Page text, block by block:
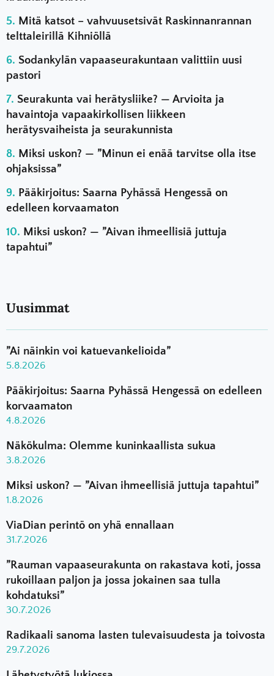
Mitä katsot – vahvuusetsivät Raskinnanrannan
telttaleirillä Kihniöllä
Sodankylän vapaaseurakuntaan valittiin uusi
pastori
Seurakunta vai herätysliike? — Arvioita ja
havaintoja vapaakirkollisen liikkeen
herätysvaiheista ja seurakunnista
Miksi uskon? — ”Minun ei enää tarvitse olla itse
ohjaksissa”
Pääkirjoitus: Saarna Pyhässä Hengessä on
edelleen korvaamaton
Miksi uskon? — ”Aivan ihmeellisiä juttuja
tapahtui”
Uusimmat
”Ai näinkin voi katuevankelioida”
5.8.2026
Pääkirjoitus: Saarna Pyhässä Hengessä on edelleen
korvaamaton
4.8.2026
Näkökulma: Olemme kuninkaallista sukua
3.8.2026
Miksi uskon? — ”Aivan ihmeellisiä juttuja tapahtui”
1.8.2026
ViaDian perintö on yhä ennallaan
31.7.2026
”Rauman vapaaseurakunta on rakastava koti, jossa
rukoillaan paljon ja jossa jokainen saa tulla
kohdatuksi”
30.7.2026
Radikaali sanoma lasten tulevaisuudesta ja toivosta
29.7.2026